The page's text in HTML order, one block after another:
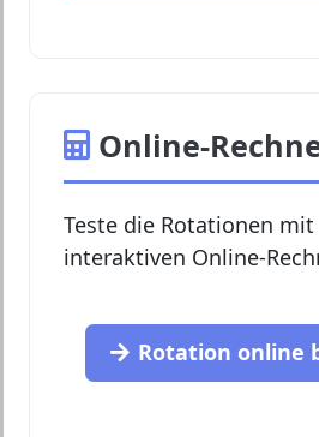
Online-
Teste die Rotationen
interaktiven Online-
Rotation online